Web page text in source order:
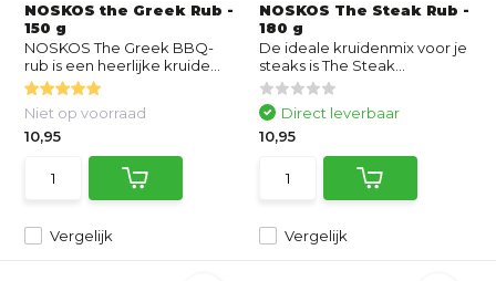
NOSKOS the Greek Rub -
150 g
NOSKOS The Greek BBQ-
rub is een heerlijke kruide...
Vergelijk
Niet op voorraad
10,95
NOSKOS The Steak Rub -
180 g
De ideale kruidenmix voor je
steaks is The Steak...
Vergelijk
Direct leverbaar
10,95